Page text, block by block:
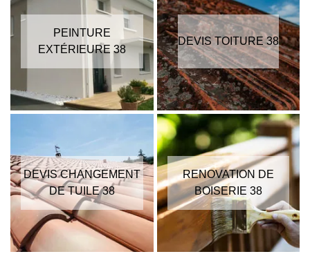
PEINTURE
EXTÉRIEURE 38
DEVIS TOITURE 38
DEVIS CHANGEMENT
DE TUILE 38
RENOVATION DE
BOISERIE 38